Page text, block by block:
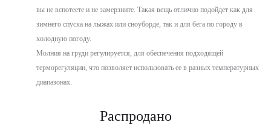
вы не вспотеете и не замерзните. Такая вещь отлично подойдет как для
зимнего спуска на лыжах или сноуборде, так и для бега по городу в
холодную погоду.
Молния на груди регулируется, для обеспечения подходящей
терморегуляции, что позволяет использовать ее в разных температурных
диапазонах.
Распродано